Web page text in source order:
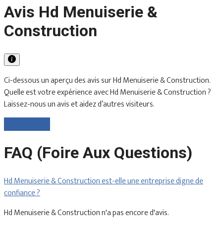
Avis Hd Menuiserie &
Construction
Ci-dessous un aperçu des avis sur Hd Menuiserie & Construction.
Quelle est votre expérience avec Hd Menuiserie & Construction ?
Laissez-nous un avis et aidez d’autres visiteurs.
FAQ (Foire Aux Questions)
Hd Menuiserie & Construction est-elle une entreprise digne de
confiance ?
Hd Menuiserie & Construction n'a pas encore d'avis.